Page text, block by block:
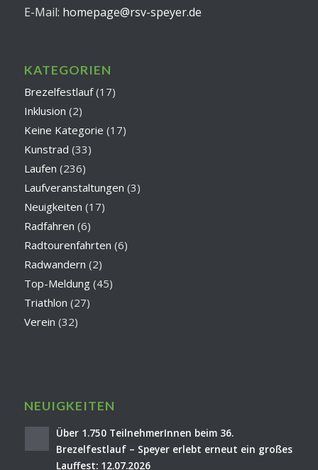
E-Mail: homepage@rsv-speyer.de
KATEGORIEN
Brezelfestlauf(17)
Inklusion (2)
Keine Kategorie (17)
Kunstrad (33)
Laufen (236)
Laufveranstaltungen (3)
Neuigkeiten (17)
Radfahren (6)
Radtourenfahrten (6)
Radwandern (2)
Top-Meldung(45)
Triathlon (27)
Verein (32)
NEUIGKEITEN
Über 1.750 TeilnehmerInnen beim 36.
Brezelfestlauf – Speyer erlebt erneut ein großes
Lauffest: 12.07.2026